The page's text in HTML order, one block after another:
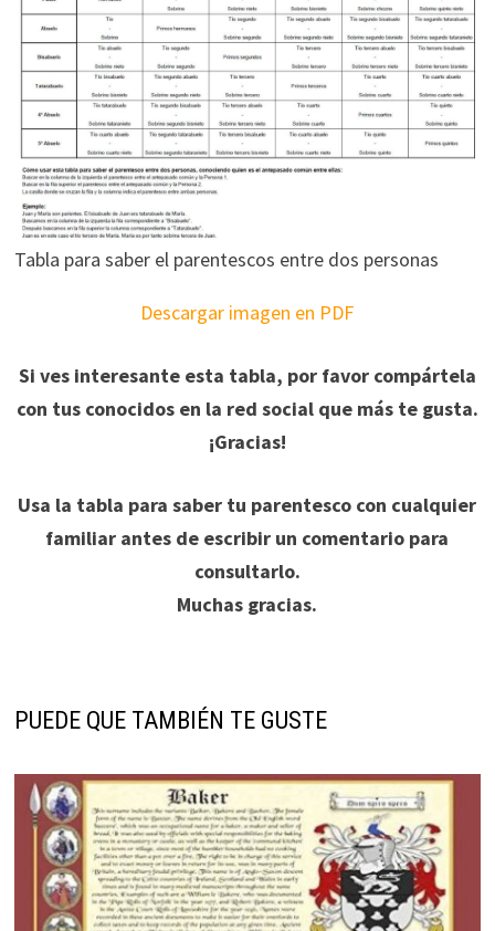
Tabla para saber el parentescos entre dos personas
Descargar imagen en PDF
Si ves interesante esta tabla, por favor compártela
con tus conocidos en la red social que más te gusta.
¡Gracias!
Usa la tabla para saber tu parentesco con cualquier
familiar antes de escribir un comentario para
consultarlo.
Muchas gracias.
PUEDE QUE TAMBIÉN TE GUSTE